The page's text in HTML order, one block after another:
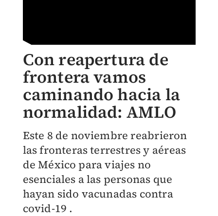
Con reapertura de
frontera vamos
caminando hacia la
normalidad: AMLO
Este 8 de noviembre reabrieron
las fronteras terrestres y aéreas
de México para viajes no
esenciales a las personas que
hayan sido vacunadas contra
covid-19 .